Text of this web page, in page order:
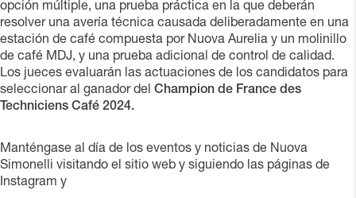
opción múltiple, una prueba práctica en la que deberán
resolver una avería técnica causada deliberadamente en una
estación de café compuesta por Nuova Aurelia y un molinillo
de café MDJ, y una prueba adicional de control de calidad.
Los jueces evaluarán las actuaciones de los candidatos para
seleccionar al ganador del Champion de France des
Techniciens Café 2024.
Manténgase al día de los eventos y noticias de Nuova
Simonelli visitando el sitio web y siguiendo las páginas de
Instagram y